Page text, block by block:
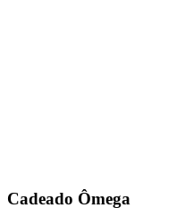
Cadeado Ômega